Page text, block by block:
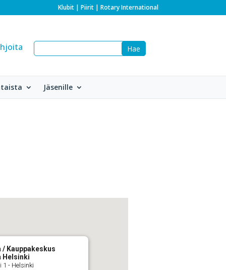
Klubit| Piirit| Rotary International
Jäsenille
Kauppakeskus
Helsinki
1 - Helsinki